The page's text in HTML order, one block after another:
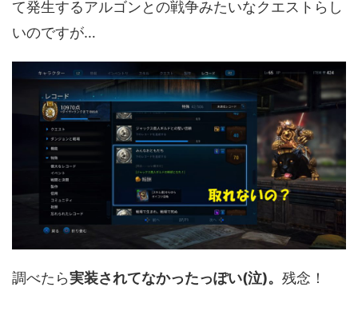
て発生するアルゴンとの戦争みたいなクエストらし
いのですが…
調べたら実装されてなかったっぽい(泣)。 残念！